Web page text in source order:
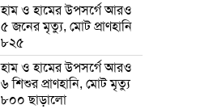
হাম ও হামের উপসর্গে আরও
৫ জনের মৃত্যু, মোট প্রাণহানি
৮২৫
হাম ও হামের উপসর্গে আরও
৬ শিশুর প্রাণহানি, মোট মৃত্যু
৮০০ ছাড়ালো